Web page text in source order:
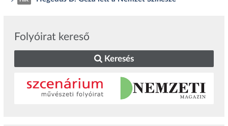
Folyóirat kereső
Keresés